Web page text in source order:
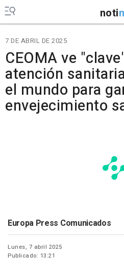
noti
7 DE ABRIL DE 2025
CEOMA ve
atención
el mundo para
envejecimiento
Europa Press Comunicados
Lunes, 7 abril 2025
Publicado: 13:21